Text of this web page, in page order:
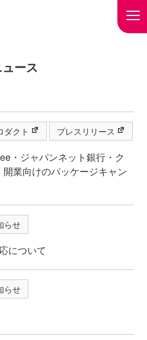
ース
ダクト プレスリリース
・ジャパンネット銀⾏・ク
業向けのパッケージキャン
らせ
について
らせ